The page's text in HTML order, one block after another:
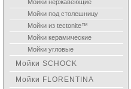
Мойки нержавеющие
Мойки под столешницу
Мойки из tectonite™
Мойки керамические
Мойки угловые
Мойки SCHOCK
Мойки FLORENTINA